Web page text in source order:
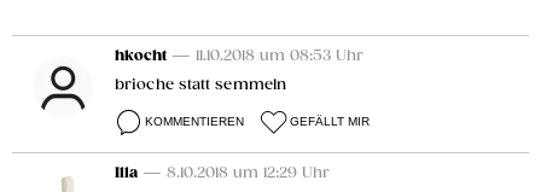
hkocht — 11.10.2018 um 08:53 Uhr
brioche statt semmeln
KOMMENTIEREN GEFÄLLT MIR
Illa — 8.10.2018 um 12:29 Uhr